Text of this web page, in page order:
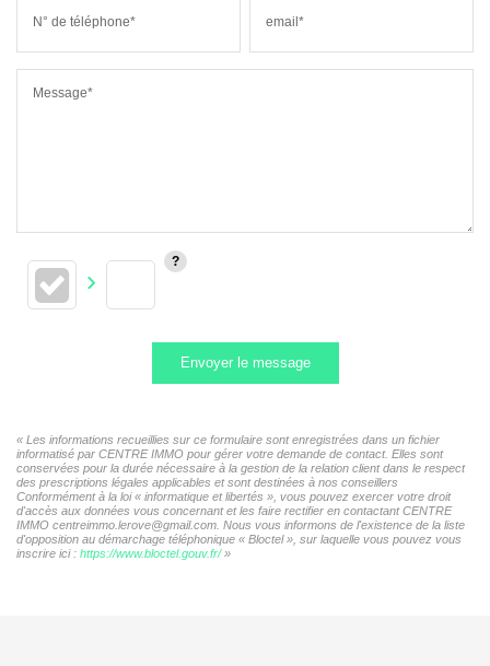
N° de téléphone* email*
Message*
Envoyer le message
« Les informations recueillies sur ce formulaire sont enregistrées dans un fichier
informatisé par CENTRE IMMO pour gérer votre demande de contact. Elles sont
conservées pour la durée nécessaire à la gestion de la relation client dans le respect
des prescriptions légales applicables et sont destinées à nos conseillers
Conformément à la loi « informatique et libertés », vous pouvez exercer votre droit
d'accès aux données vous concernant et les faire rectifier en contactant CENTRE
IMMO centreimmo.lerove@gmail.com. Nous vous informons de l'existence de la liste
d'opposition au démarchage téléphonique « Bloctel », sur laquelle vous pouvez vous
inscrire ici : https://www.bloctel.gouv.fr/»